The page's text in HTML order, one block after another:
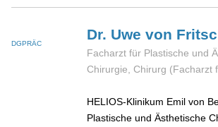
DGPRÄC
Dr. Uwevon
Facharzt für Plastische und
Chirurgie, Chirurg (Facharzt
HELIOS-Klinikum Emil von
Plastische und Ästhetische